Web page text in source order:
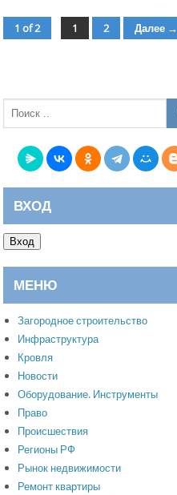
1 of 2 страница
1 страница
2 Далее →
ВХОД
Вход
МЕНЮ
Загородное строительство
Инфраструктура
Кровля
Новости
Оборудование. Инструменты
Право
Происшествия
Регионы РФ
Рынок недвижимости
Ремонт квартиры